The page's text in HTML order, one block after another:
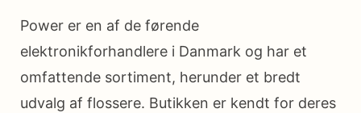
Power er en af de førende
elektronikforhandlere i Danmark og har et
omfattende sortiment, herunder et bredt
udvalg af flossere. Butikken er kendt for deres